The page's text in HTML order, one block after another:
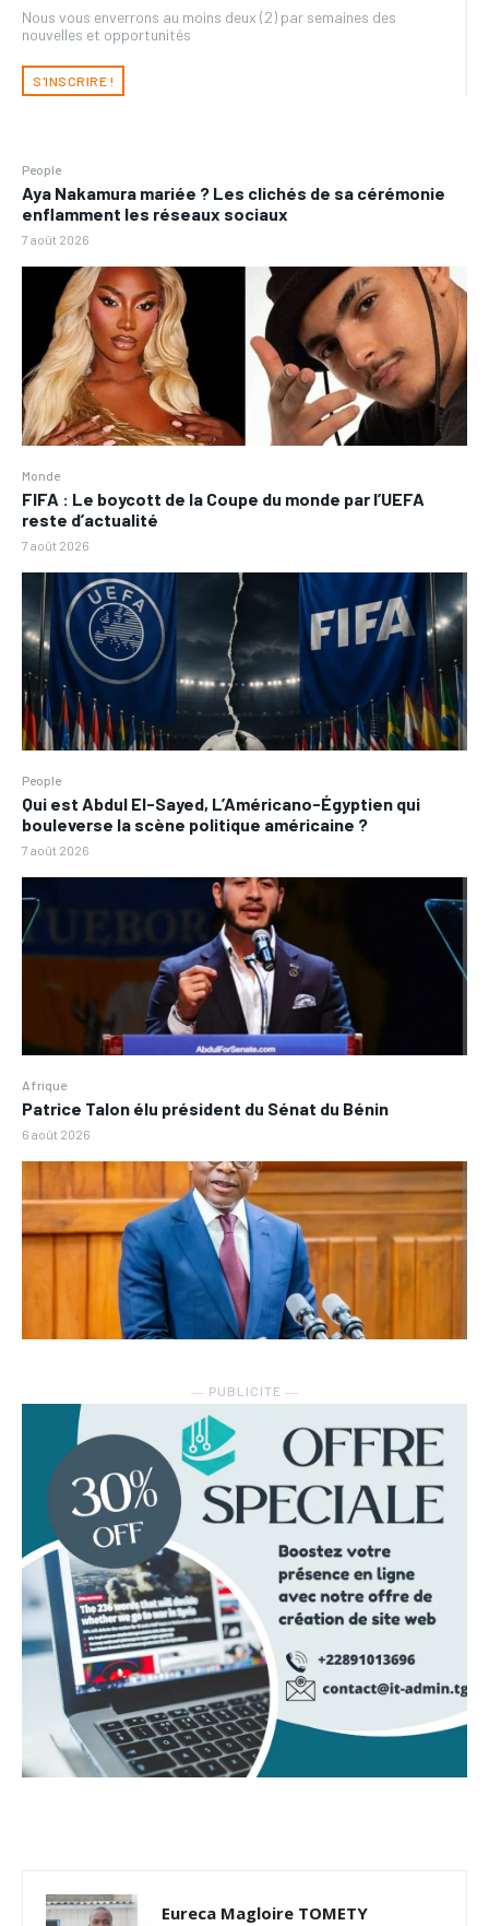
Nous vous enverrons au moins deux (2) par semaines des
nouvelles et opportunités
S'INSCRIRE !
People
Aya Nakamura mariée ? Les clichés de sa cérémonie
enflamment les réseaux sociaux
7 août 2026
Monde
FIFA : Le boycott de la Coupe du monde par l’UEFA
reste d’actualité
7 août 2026
People
Qui est Abdul El-Sayed, L’Américano-Égyptien qui
bouleverse la scène politique américaine ?
7 août 2026
Afrique
Patrice Talon élu président du Sénat du Bénin
6 août 2026
― PUBLICITE ―
Eureca Magloire TOMETY